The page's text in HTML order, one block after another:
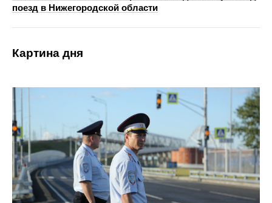
поезд в Нижегородской области
Картина дня